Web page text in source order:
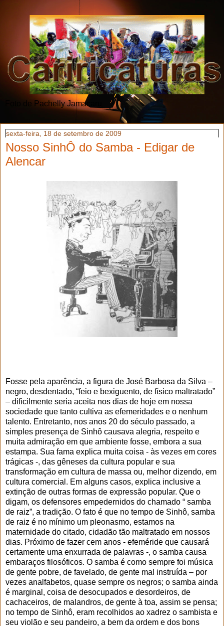
Foto de Pachelly Jamacaru
sexta-feira, 18 de setembro de 2009
Nosso SinhÔ do Samba - Edigar de
Alencar
Fosse pela aparência, a figura de José Barbosa da Silva –
negro, desdentado, “feio e bexiguento, de físico maltratado”
– dificilmente seria aceita nos dias de hoje em nossa
sociedade que tanto cultiva as efemeridades e o nenhum
talento. Entretanto, nos anos 20 do século passado, a
simples presença de Sinhô causava alegria, respeito e
muita admiração em que ambiente fosse, embora a sua
estampa. Sua fama explica muita coisa - às vezes em cores
trágicas -, das gêneses da cultura popular e sua
transformação em cultura de massa ou, melhor dizendo, em
cultura comercial. Em alguns casos, explica inclusive a
extinção de outras formas de expressão popular. Que o
digam, os defensores empedernidos do chamado “ samba
de raiz”, a tradição. O fato é que no tempo de Sinhô, samba
de raiz é no mínimo um pleonasmo, estamos na
maternidade do citado, cidadão tão maltratado em nossos
dias. Próximo de fazer cem anos - efeméride que causará
certamente uma enxurrada de palavras -, o samba causa
embaraços filosóficos. O samba é como sempre foi música
de gente pobre, de favelado, de gente mal instruída – por
vezes analfabetos, quase sempre os negros; o samba ainda
é marginal, coisa de desocupados e desordeiros, de
cachaceiros, de malandros, de gente à toa, assim se pensa;
no tempo de Sinhô, eram recolhidos ao xadrez o sambista e
seu violão e seu pandeiro, a bem da ordem e dos bons